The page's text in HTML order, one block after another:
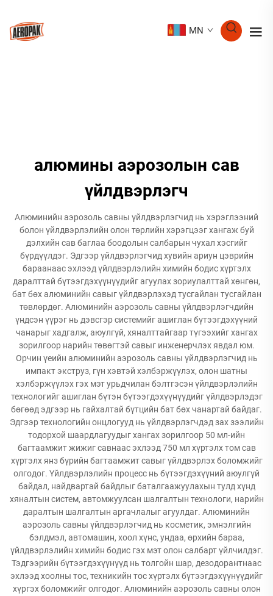
MN
алюмины аэрозолын сав
үйлдвэрлэгч
Алюминийн аэрозоль савны үйлдвэрлэгчид нь хэрэглээний
болон үйлдвэрлэлийн олон төрлийн хэрэгцээг хангаж буй
дэлхийн сав баглаа боодолын салбарын чухал хэсгийг
бүрдүүлдэг. Эдгээр үйлдвэрлэгчид хувийн ариун цэврийн
бараанаас эхлээд үйлдвэрлэлийн химийн бодис хүртэлх
даралттай бүтээгдэхүүнүүдийг агуулах зориулалттай хөнгөн,
бат бөх алюминийн савыг үйлдвэрлэхэд тусгайлан тусгайлан
төвлөрдөг. Алюминийн аэрозоль савны үйлдвэрлэгчдийн
үндсэн үүрэг нь дэвсгэр системийг ашиглан бүтээгдэхүүний
чанарыг хадгалж, аюулгүй, хяналттайгаар түгээхийг хангах
зорилгоор нарийн төвөгтэй савыг инженерчлэх явдал юм.
Орчин үеийн алюминийн аэрозоль савны үйлдвэрлэгчид нь
импакт экструз, гүн хэвтэй хэлбэржүүлэх, олон шатны
хэлбэржүүлэх гэх мэт урьдчилан бэлтгэсэн үйлдвэрлэлийн
технологийг ашиглан бүтэн бүтээгдэхүүнүүдийг үйлдвэрлэдэг
бөгөөд эдгээр нь гайхалтай бүтцийн бат бөх чанартай байдаг.
Эдгээр технологийн онцлогууд нь үйлдвэрлэгчдэд зах зээлийн
тодорхой шаардлагуудыг хангах зорилгоор 50 мл-ийн
багтаамжит жижиг савнаас эхлээд 750 мл хүртэлх том сав
хүртэлх янз бүрийн багтаамжит савыг үйлдвэрлэх боломжийг
олгодог. Үйлдвэрлэлийн процесс нь бүтээгдэхүүний аюулгүй
байдал, найдвартай байдлыг баталгаажуулахын тулд хүнд
хяналтын систем, автомжуулсан шалгалтын технологи, нарийн
даралтын шалгалтын аргачлалыг агуулдаг. Алюминийн
аэрозоль савны үйлдвэрлэгчид нь косметик, эмнэлгийн
бэлдмэл, автомашин, хоол хүнс, ундаа, өрхийн бараа,
үйлдвэрлэлийн химийн бодис гэх мэт олон салбарт үйлчилдэг.
Тэдгээрийн бүтээгдэхүүнүүд нь толгойн шар, дезодорантнаас
эхлээд хоолны тос, техникийн тос хүртэлх бүтээгдэхүүнүүдийг
хүргэх боломжийг олгодог. Алюминийн аэрозоль савны олон